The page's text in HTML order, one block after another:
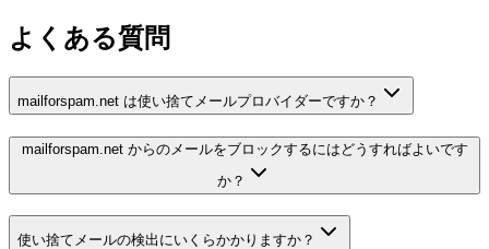
よくある質問
mailforspam.net は使い捨てメールプロバイダーですか？
mailforspam.net からのメールをブロックするにはどうすればよいです
か？
使い捨てメールの検出にいくらかかりますか？